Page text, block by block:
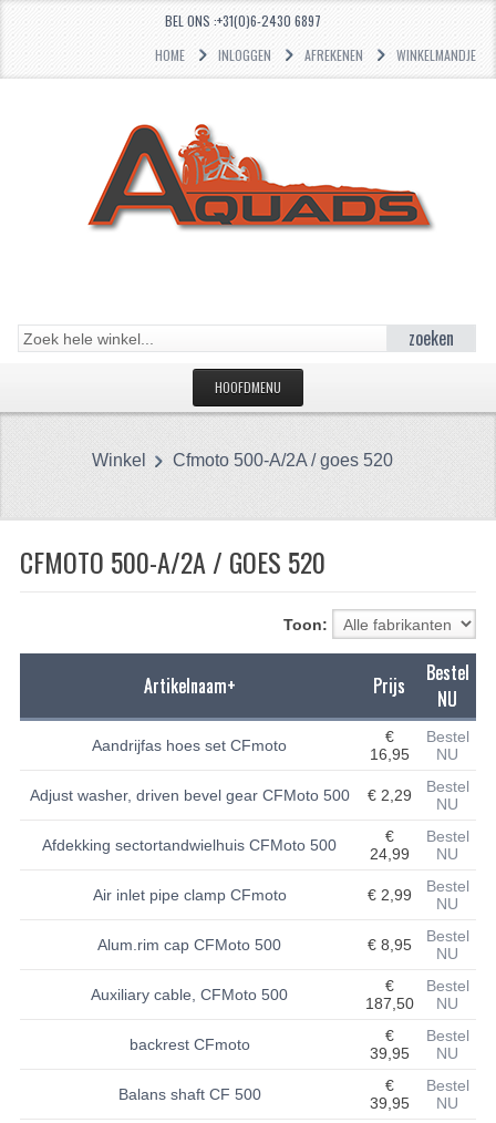
BEL ONS :+31(0)6-2430 6897
HOME
INLOGGEN AFREKENEN WINKELMANDJE
zoeken
HOOFDMENU
CFMOTO 500-5
CFMOTO 500-A/2A / GOES 520
BRANDSTOF SYSTEEM
PLASTIC PARTS
VERLICHTING
ONDERDELEN 50CC TOT 125CC
UNIVERSELE QUAD ONDERDELEN
BASHAN ONDERDELEN
Winkel Cfmoto 500-A/2A / goes 520
CFMOTO 500-A/2A / GOES 520
Toon:
Artikelnaam+ Prijs
Bestel
NU
Aandrijfas hoes set CFmoto
€
16,95
Bestel
NU
Adjust washer, driven bevel gear CFMoto 500 € 2,29
Bestel
NU
Afdekking sectortandwielhuis CFMoto 500
€
24,99
Bestel
NU
Air inlet pipe clamp CFmoto € 2,99
Bestel
NU
Alum.rim cap CFMoto 500 € 8,95
Bestel
NU
Auxiliary cable, CFMoto 500
€
187,50
Bestel
NU
backrest CFmoto
€
39,95
Bestel
NU
Balans shaft CF 500
€
39,95
Bestel
NU